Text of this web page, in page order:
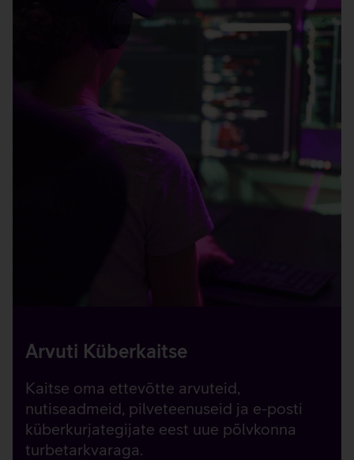
Arvuti Küberkaitse
Kaitse oma ettevõtte arvuteid,
nutiseadmeid, pilveteenuseid ja e-posti
küberkurjategijate eest uue põlvkonna
turbetarkvaraga.